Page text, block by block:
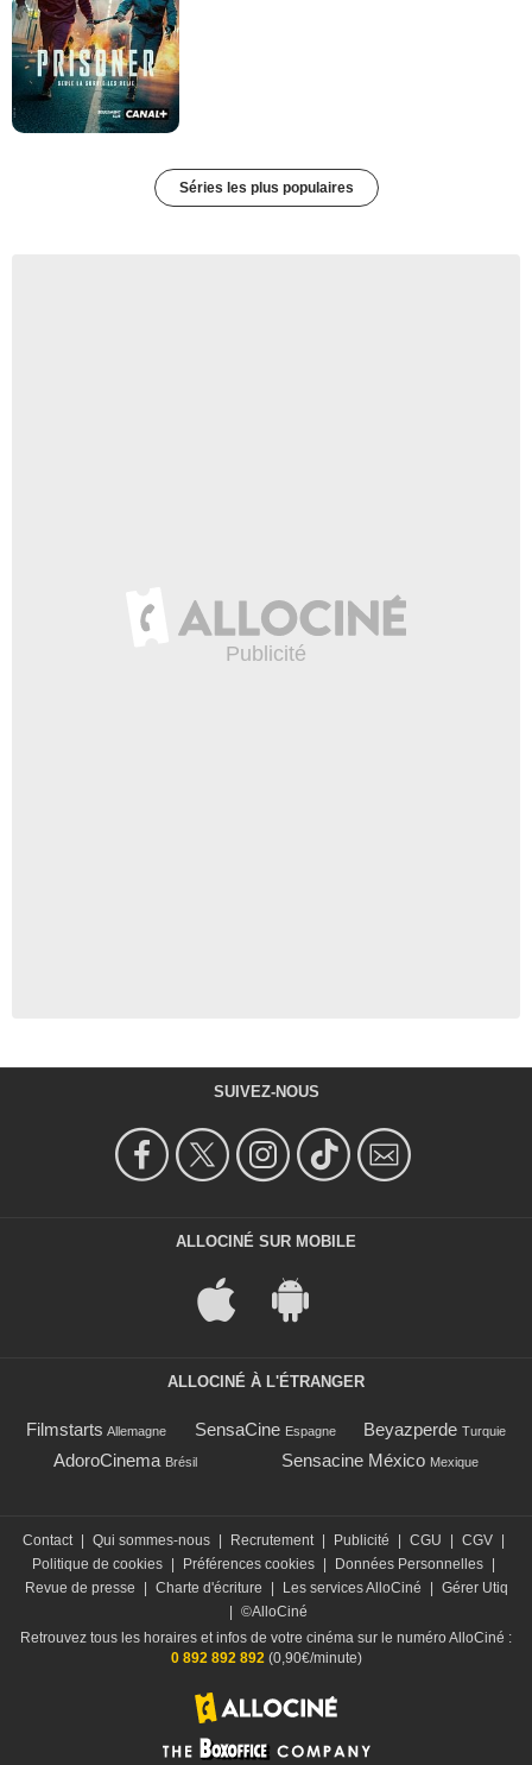
Séries les plus populaires
SUIVEZ-NOUS
ALLOCINÉ SUR MOBILE
ALLOCINÉ À L'ÉTRANGER
Filmstarts Allemagne SensaCine Espagne Beyazperde Turquie
AdoroCinema Brésil Sensacine México Mexique
Contact Qui sommes-nous Recrutement Publicité CGU CGV
Politique de cookies
Préférences cookies Données Personnelles
Revue de presse
Charte d'écriture Les services AlloCiné
Gérer Utiq
©AlloCiné
Retrouvez tous les horaires et infos de votre cinéma sur le numéro AlloCiné :
0 892 892 892(0,90€/minute)